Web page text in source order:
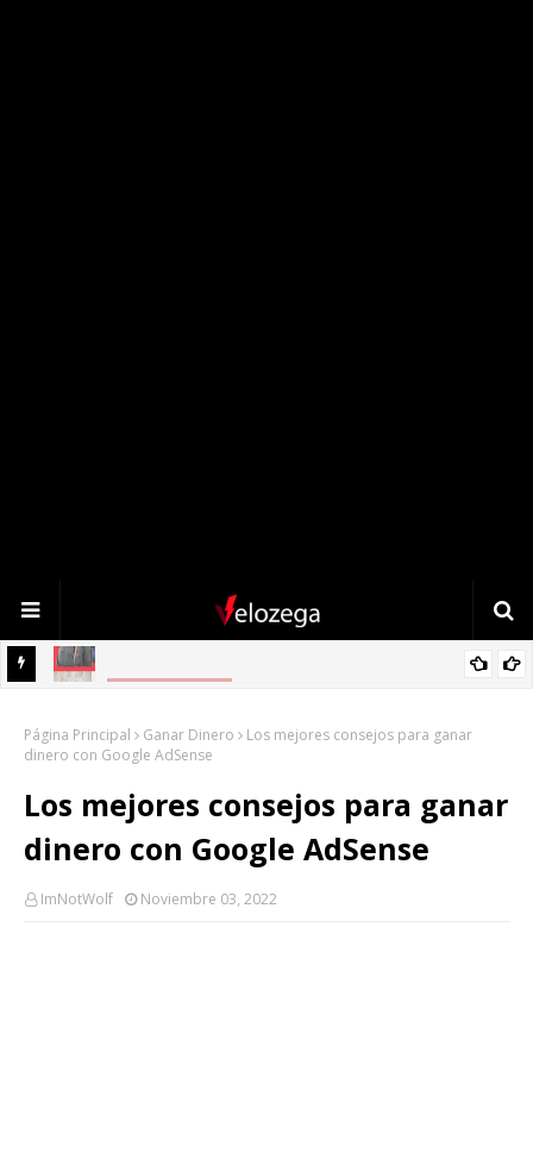
Página Principal Ganar Dinero
Los mejores consejos para ganar
dinero con Google AdSense
Los mejores consejos para ganar
dinero con Google AdSense
ImNotWolf Noviembre 03, 2022